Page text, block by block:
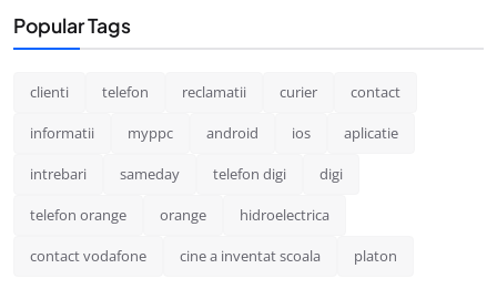
Popular Tags
clienti telefon reclamatii curier contact
informatii myppc android ios aplicatie
intrebari sameday telefon digi digi
telefon orange orange hidroelectrica
contact vodafone cine a inventat scoala platon